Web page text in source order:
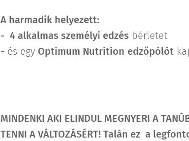
A harmadik helyezett:
- 4 alkalmas személyi edzés bérletet
- és egy Optimum Nutrition edzőpólót
MINDENKI AKI ELINDUL MEGNYERI A
TENNI A VÁLTOZÁSÉRT! Talán ez a